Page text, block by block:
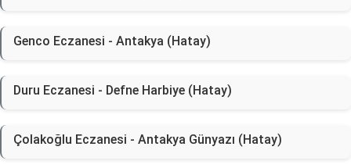
Genco Eczanesi - Antakya (Hatay)
Duru Eczanesi - Defne Harbiye (Hatay)
Çolakoğlu Eczanesi - Antakya Günyazı (Hatay)